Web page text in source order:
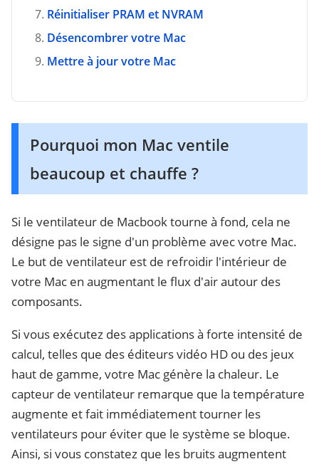
Réinitialiser PRAM et NVRAM
Désencombrer votre Mac
Mettre à jour votre Mac
Pourquoi mon Mac ventile
beaucoup et chauffe ?
Si le ventilateur de Macbook tourne à fond, cela ne
désigne pas le signe d'un problème avec votre Mac.
Le but de ventilateur est de refroidir l'intérieur de
votre Mac en augmentant le flux d'air autour des
composants.
Si vous exécutez des applications à forte intensité de
calcul, telles que des éditeurs vidéo HD ou des jeux
haut de gamme, votre Mac génère la chaleur. Le
capteur de ventilateur remarque que la température
augmente et fait immédiatement tourner les
ventilateurs pour éviter que le système se bloque.
Ainsi, si vous constatez que les bruits augmentent